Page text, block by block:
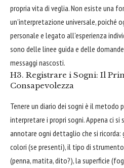
propria vita di veglia. Non esiste una
un'interpretazione universale, poiché
personale e legato all'esperienza
sono delle linee guida e delle
messaggi nascosti.
H3. Registrare i Sogni: Il
Consapevolezza
Tenere un diario dei sogni è il metodo
interpretare i propri sogni. Appena ci
annotare ogni dettaglio che si ricorda:
colori (se presenti), il tipo di
(penna, matita, dito?), la superficie